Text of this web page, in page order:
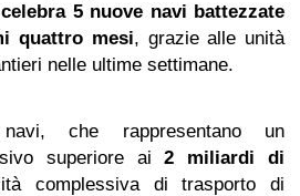
celebra 5 nuove navi battezzate
quattro mesi, grazie alle unità
nelle ultime settimane.
che rappresentano un
superiore ai 2 miliardi di
complessiva di trasporto di